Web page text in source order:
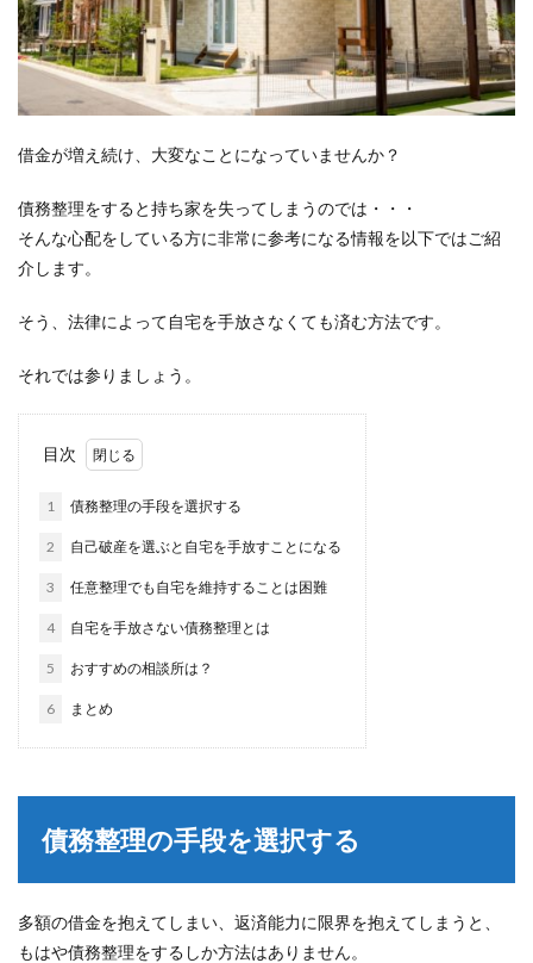
借金が増え続け、大変なことになっていませんか？
債務整理をすると持ち家を失ってしまうのでは・・・
そんな心配をしている方に非常に参考になる情報を以下ではご紹
介します。
そう、法律によって自宅を手放さなくても済む方法です。
それでは参りましょう。
目次
1 債務整理の手段を選択する
2 自己破産を選ぶと自宅を手放すことになる
3 任意整理でも自宅を維持することは困難
4 自宅を手放さない債務整理とは
5 おすすめの相談所は？
6 まとめ
債務整理の手段を選択する
多額の借金を抱えてしまい、返済能力に限界を抱えてしまうと、
もはや債務整理をするしか方法はありません。